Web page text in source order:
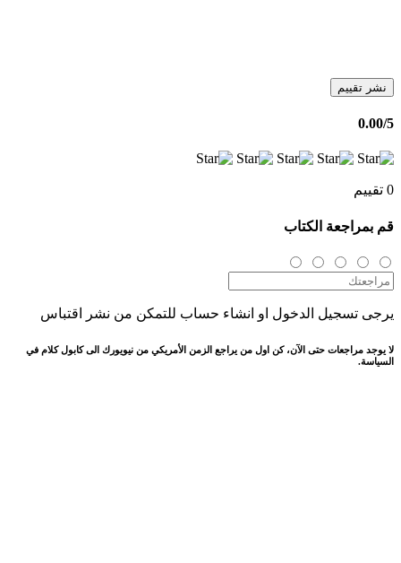
نشر تقييم
0.00/5
0 تقييم
قم بمراجعة الكتاب
يرجى تسجيل الدخول او انشاء حساب للتمكن من نشر اقتباس
لا يوجد مراجعات حتى الآن، كن اول من يراجع الزمن الأمريكي من نيويورك الى كابول كلام في
السياسة.